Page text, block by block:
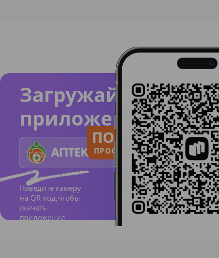
Загружайте
приложение
Наведите камеру
на QR-код,чтобы
скачать
приложение
ПОЛЬЗУЙСЯ
ПРОСТО И ПОНЯТНО